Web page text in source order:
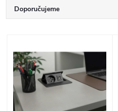
Ř
z
e
Doporučujeme
Nejprodávanější
Abecedně
V
ý
p